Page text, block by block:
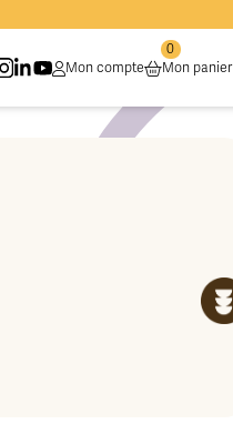
Mon compte Mon panier
0